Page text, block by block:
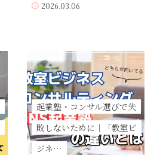
2026.03.06
起業塾・コンサル選びで失
敗しないために｜「教室ビ
ジネ…